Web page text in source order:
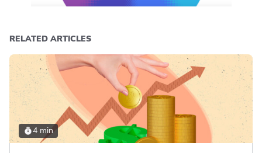
RELATED ARTICLES
4 min